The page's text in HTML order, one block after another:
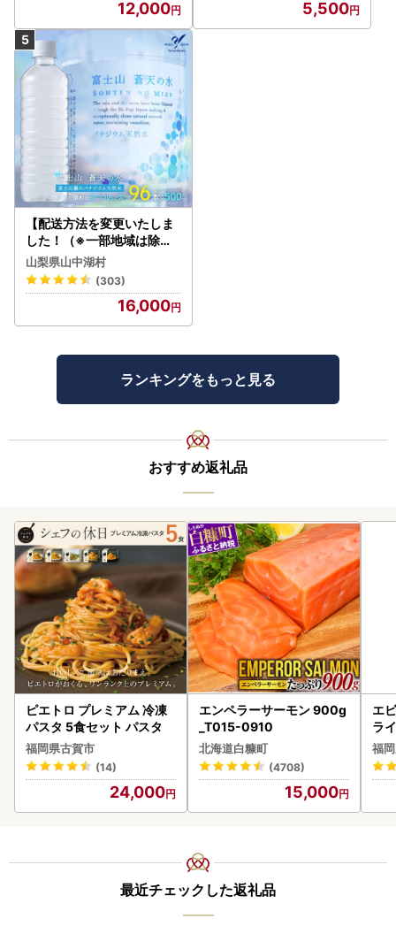
12,000 5,500
【配送方法を変更いたしま
した！（※一部地域は除く
）】＜ラベルレス＞富士山
蒼天の水 500ml×96本（４
ケース）YC001
山梨県山中湖村
(303)
16,000
ランキングをもっと見る
おすすめ返礼品
ピエトロ プレミアム 冷凍
パスタ 5食セット パスタ
福岡県古賀市
(14)
24,000
エンペラーサーモン 900g
_T015-0910
北海道白糠町
(4708)
15,000
エ
ライ
福
最近チェックした返礼品